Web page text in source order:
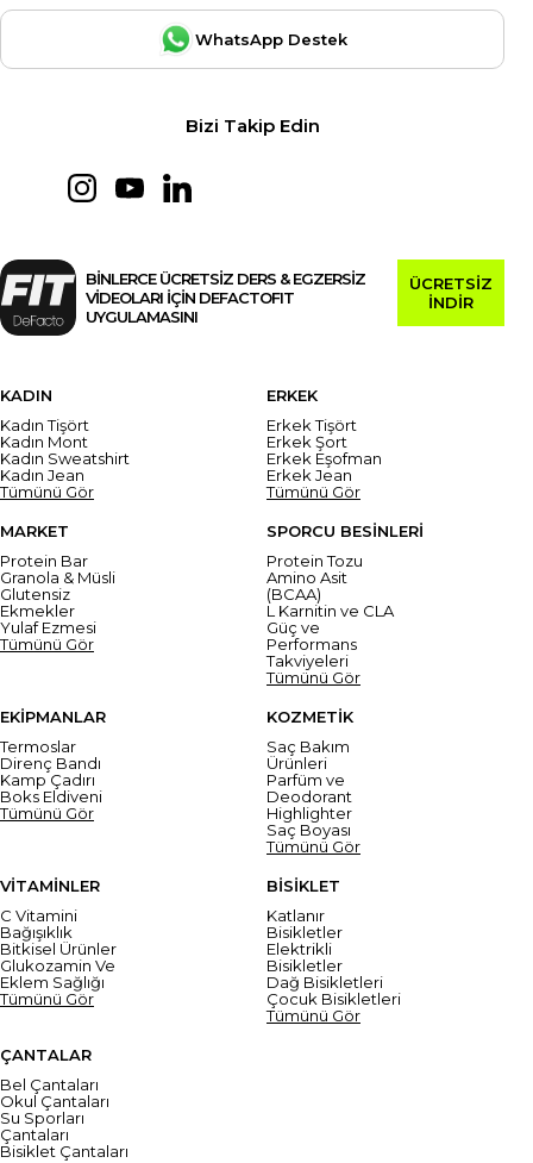
WhatsApp Destek
Bizi Takip Edin
BİNLERCE ÜCRETSİZ DERS & EGZERSİZ
VİDEOLARI İÇİN DEFACTOFIT
UYGULAMASINI
ÜCRETSİZ
İNDİR
KADIN
Kadın Tişört
Kadın Mont
Kadın Sweatshirt
Kadın Jean
Tümünü Gör
ERKEK
Erkek Tişört
Erkek Şort
Erkek Eşofman
Erkek Jean
Tümünü Gör
MARKET
Protein Bar
Granola & Müsli
Glutensiz
Ekmekler
Yulaf Ezmesi
Tümünü Gör
SPORCU BESİNLERİ
Protein Tozu
Amino Asit
(BCAA)
L Karnitin ve CLA
Güç ve
Performans
Takviyeleri
Tümünü Gör
EKİPMANLAR
Termoslar
Direnç Bandı
Kamp Çadırı
Boks Eldiveni
Tümünü Gör
KOZMETİK
Saç Bakım
Ürünleri
Parfüm ve
Deodorant
Highlighter
Saç Boyası
Tümünü Gör
VİTAMİNLER
C Vitamini
Bağışıklık
Bitkisel Ürünler
Glukozamin Ve
Eklem Sağlığı
Tümünü Gör
BİSİKLET
Katlanır
Bisikletler
Elektrikli
Bisikletler
Dağ Bisikletleri
Çocuk Bisikletleri
Tümünü Gör
ÇANTALAR
Bel Çantaları
Okul Çantaları
Su Sporları
Çantaları
Bisiklet Çantaları